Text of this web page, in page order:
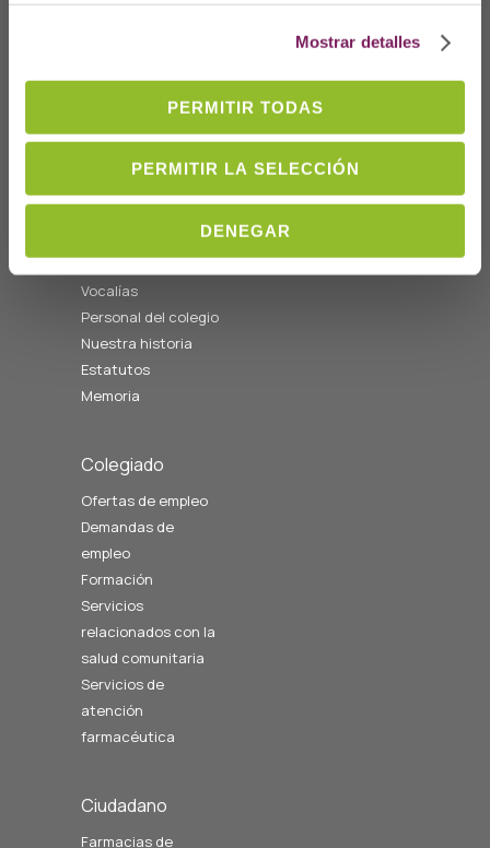
Mostrar detalles
PERMITIR TODAS
PERMITIR LA SELECCIÓN
DENEGAR
08:00 a 14:00
cofgipuzkoa@cofgipuzkoa.eus
Quiénes somos
Junta de Gobierno y
Vocalías
Personal del colegio
Nuestra historia
Estatutos
Memoria
Colegiado
Ofertas de empleo
Demandas de
empleo
Formación
Servicios
relacionados con la
salud comunitaria
Servicios de
atención
farmacéutica
Ciudadano
Farmacias de